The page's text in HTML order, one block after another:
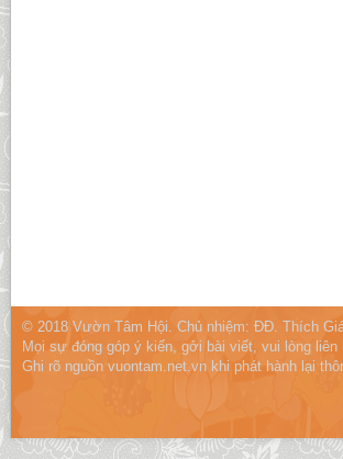
© 2018 Vườn Tâm Hội. Chủ nhiệm: ĐĐ. Thích
Mọi sự đóng góp ý kiến, gởi bài viết, vui lòng liên
Ghi rõ nguồn vuontam.net.vn khi phát hành lại